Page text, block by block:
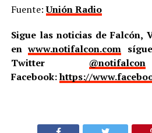
Fuente:Unión Radio
Sigue las noticias de Falcón,
enwww.notifalcon.com
Twitter @notifalcon
Facebook:https://